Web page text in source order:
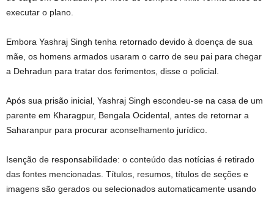
executar o plano.
Embora Yashraj Singh tenha retornado devido à doença de sua
mãe, os homens armados usaram o carro de seu pai para chegar
a Dehradun para tratar dos ferimentos, disse o policial.
Após sua prisão inicial, Yashraj Singh escondeu-se na casa de um
parente em Kharagpur, Bengala Ocidental, antes de retornar a
Saharanpur para procurar aconselhamento jurídico.
Isenção de responsabilidade: o conteúdo das notícias é retirado
das fontes mencionadas. Títulos, resumos, títulos de seções e
imagens são gerados ou selecionados automaticamente usando